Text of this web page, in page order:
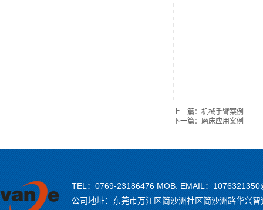
上一篇： 机械手臂案例
下一篇： 磨床应用案例
TEL：0769-23186476 MOB: EMAIL：
公司地址：东莞市万江区简沙洲社区简沙洲路华兴